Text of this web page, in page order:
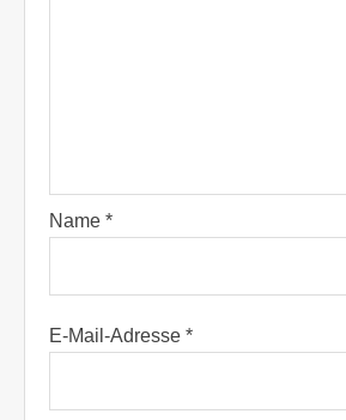
Name *
E-Mail-Adresse *